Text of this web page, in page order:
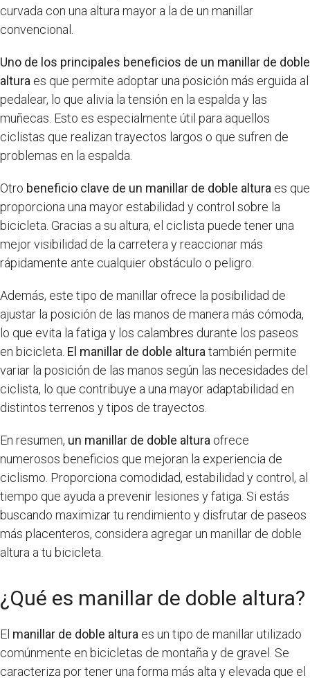
curvada con una altura mayor a la de un manillar
convencional.
Uno de los principales beneficios de un manillar de doble
altura es que permite adoptar una posición más erguida al
pedalear, lo que alivia la tensión en la espalda y las
muñecas. Esto es especialmente útil para aquellos
ciclistas que realizan trayectos largos o que sufren de
problemas en la espalda.
Otro beneficio clave de un manillar de doble altura es que
proporciona una mayor estabilidad y control sobre la
bicicleta. Gracias a su altura, el ciclista puede tener una
mejor visibilidad de la carretera y reaccionar más
rápidamente ante cualquier obstáculo o peligro.
Además, este tipo de manillar ofrece la posibilidad de
ajustar la posición de las manos de manera más cómoda,
lo que evita la fatiga y los calambres durante los paseos
en bicicleta. El manillar de doble altura también permite
variar la posición de las manos según las necesidades del
ciclista, lo que contribuye a una mayor adaptabilidad en
distintos terrenos y tipos de trayectos.
En resumen, un manillar de doble altura ofrece
numerosos beneficios que mejoran la experiencia de
ciclismo. Proporciona comodidad, estabilidad y control, al
tiempo que ayuda a prevenir lesiones y fatiga. Si estás
buscando maximizar tu rendimiento y disfrutar de paseos
más placenteros, considera agregar un manillar de doble
altura a tu bicicleta.
¿Qué es manillar de doble altura?
El manillar de doble altura es un tipo de manillar utilizado
comúnmente en bicicletas de montaña y de gravel. Se
caracteriza por tener una forma más alta y elevada que el